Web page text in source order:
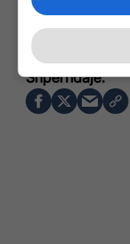
Stevo Pendarovski
Branko Cërvenkovski